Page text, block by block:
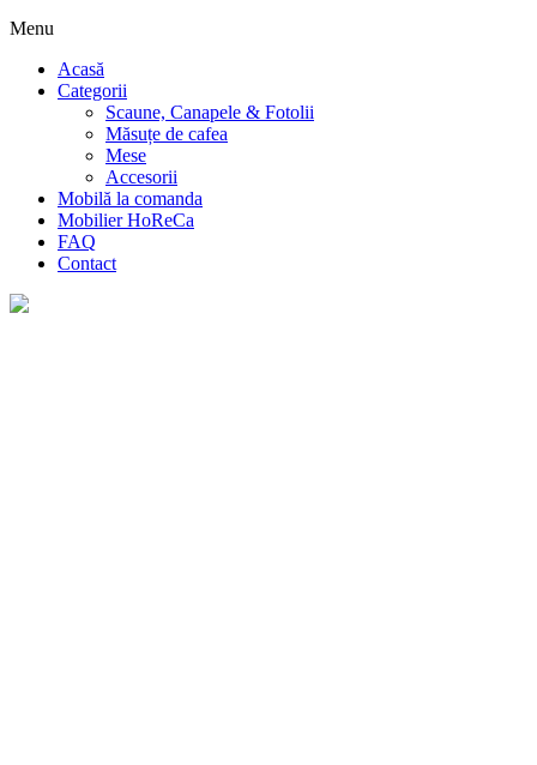
Menu
Acasă
Categorii
Scaune, Canapele & Fotolii
Măsuțe de cafea
Mese
Accesorii
Mobilă la comanda
Mobilier HoReCa
FAQ
Contact